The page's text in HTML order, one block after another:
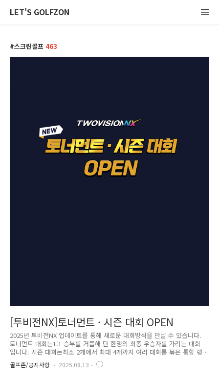
LET'S GOLFZON
스크린골프 463
[투비전NX]토너먼트 · 시즌 대회 OPEN
2025년 투비전NX 업데이트를 통해 새로운 대회방식을 만날 수 있습니다.
토너먼트 대회는1:1 승부를 거듭해 단 한명의 최종 우승자를 가리는 대회
입니다. 시즌 대회는최소 2개에서 최대 4개까지 여러 대회를 묶은 통합 랭
킹으로 우승자를 가리는 대회 입니다. 참여하는 사람도 보는 사람도 흥미
진진한 1:1 대결의 묘미 - 토너먼트 대회토너먼트 대회는 누구나 참여 가능
골프존/공지사항 2025.08.13